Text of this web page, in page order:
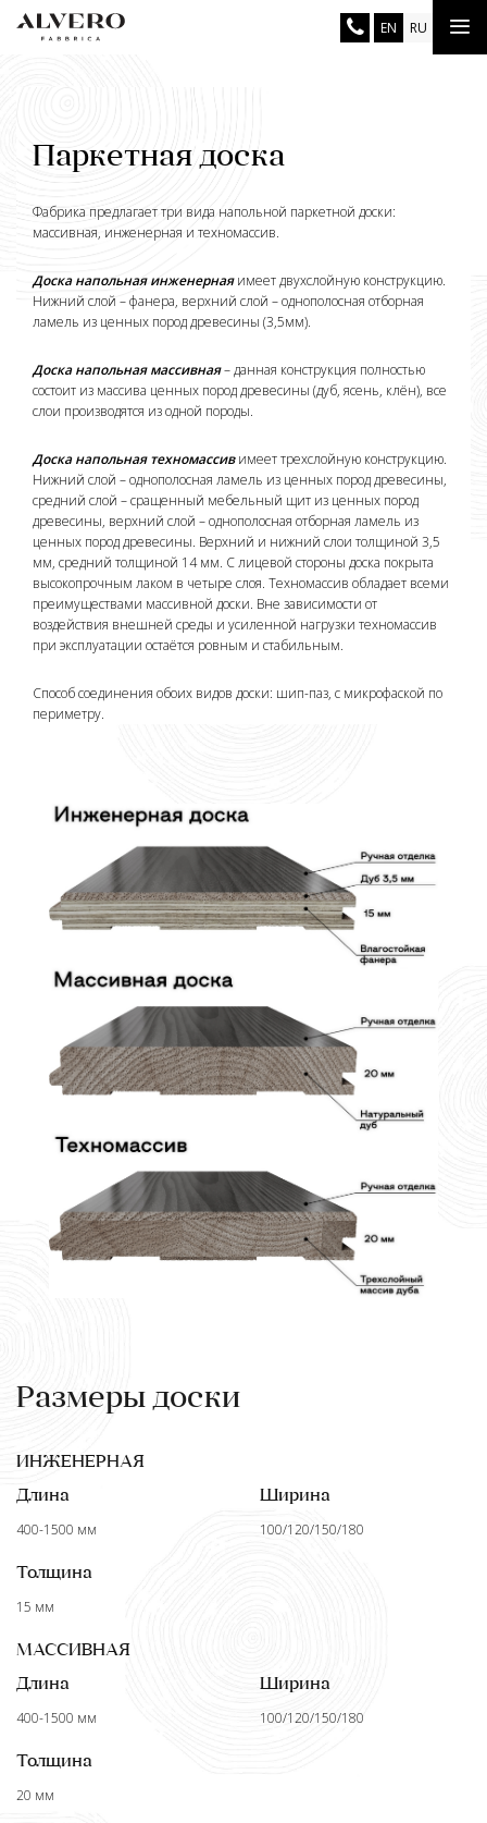
Перейти
EN RU
Паркетная доска
Фабрика предлагает три вида напольной паркетной доски:
массивная, инженерная и техномассив.
Доска напольная инженернаяимеет двухслойную конструкцию.
Нижний слой – фанера, верхний слой – однополосная отборная
ламель из ценных пород древесины (3,5мм).
Доска напольная массивная– данная конструкция полностью
состоит из массива ценных пород древесины (дуб, ясень, клён), все
слои производятся из одной породы.
Доска напольная техномассивимеет трехслойную конструкцию.
Нижний слой – однополосная ламель из ценных пород древесины,
средний слой – сращенный мебельный щит из ценных пород
древесины, верхний слой – однополосная отборная ламель из
ценных пород древесины. Верхний и нижний слои толщиной 3,5
мм, средний толщиной 14 мм. С лицевой стороны доска покрыта
высокопрочным лаком в четыре слоя. Техномассив обладает всеми
преимуществами массивной доски. Вне зависимости от
воздействия внешней среды и усиленной нагрузки техномассив
при эксплуатации остаётся ровным и стабильным.
Способ соединения обоих видов доски: шип-паз, с микрофаской по
периметру.
Размеры доски
ИНЖЕНЕРНАЯ
Длина
400-1500 мм
Ширина
100/120/150/180
Толщина
15 мм
МАССИВНАЯ
Длина
400-1500 мм
Ширина
100/120/150/180
Толщина
20 мм